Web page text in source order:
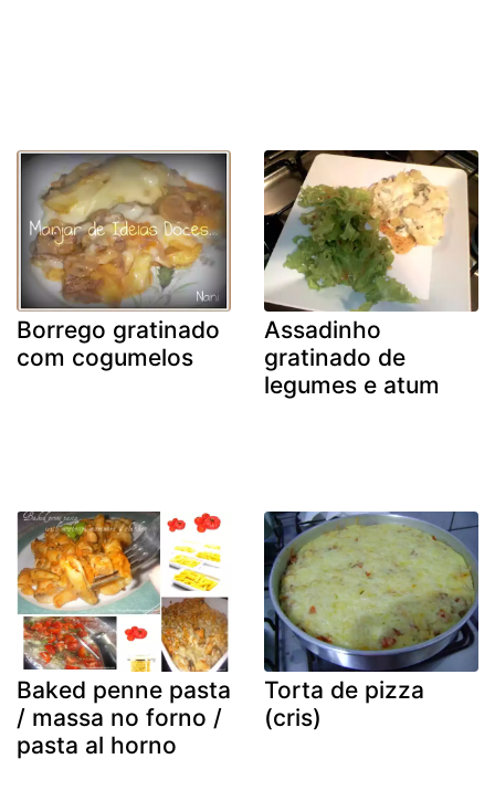
Borrego gratinado
com cogumelos
Assadinho
gratinado de
legumes e atum
Baked penne pasta
/ massa no forno /
pasta al horno
Torta de pizza
(cris)